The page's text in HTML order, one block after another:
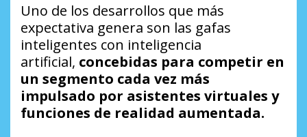
Uno de los desarrollos que más
expectativa genera son las gafas
inteligentes con inteligencia
artificial, concebidas para competir en
un segmento cada vez más
impulsado por asistentes virtuales y
funciones de realidad aumentada.